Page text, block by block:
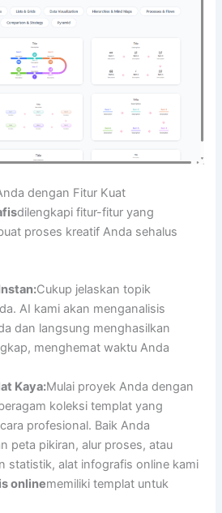
dengan Fitur Kuat
dilengkapi fitur-fitur yang
proses kreatif Anda sehalus
Cukup jelaskan topik
AI kami akan menganalisis
dan langsung menghasilkan
menghemat waktu Anda
Kaya:Mulai proyek Anda dengan
koleksi templat yang
profesional. Baik Anda
peta pikiran, alur proses, atau
statistik, alat infografis online kami
onlinememiliki templat untuk